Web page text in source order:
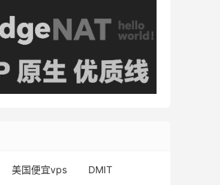
美国便宜vps
DMIT